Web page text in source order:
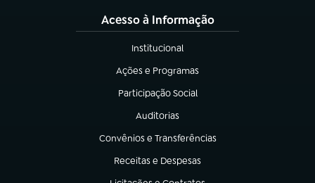
Acesso à Informação
Institucional
(abre em nova aba)
Ações e Programas
(abre em nova aba)
Participação Social
(abre em nova aba)
Auditorias
(abre em nova aba)
Convênios e Transferências
(abre em nova aba)
Receitas e Despesas
(abre em nova aba)